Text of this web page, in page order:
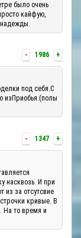
было очень
кайфую,
- 1986 +
под себя.С
изПриобья.(полы
- 1347 +
насквозь. И при
из за отсутсвие
кривые. В
На то время и